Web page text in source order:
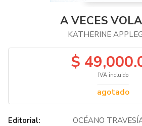
A VECES
KATHERINE
$
IVA incluido
agotado
Editorial:
OCÉANO